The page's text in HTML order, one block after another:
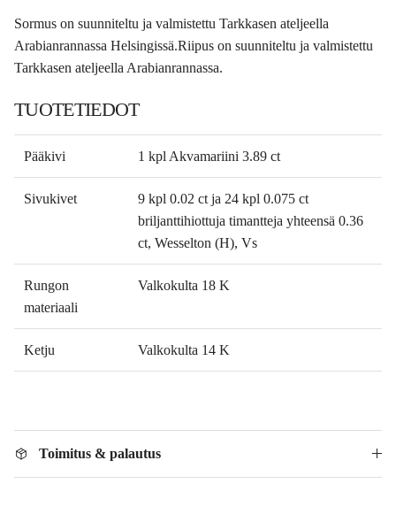
Sormus on suunniteltu ja valmistettu Tarkkasen ateljeella
Arabianrannassa Helsingissä.Riipus on suunniteltu ja valmistettu
Tarkkasen ateljeella Arabianrannassa.
TUOTETIEDOT
Pääkivi 1 kpl Akvamariini 3.89 ct
Sivukivet
9 kpl 0.02 ct ja 24 kpl 0.075 ct
briljanttihiottuja timantteja yhteensä 0.36
ct, Wesselton (H), Vs
Rungon
materiaali
Valkokulta 18 K
Ketju Valkokulta 14 K
Toimitus & palautus